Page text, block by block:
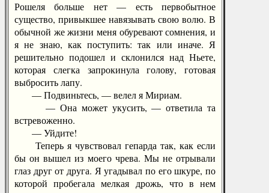
Рошеля больше нет — есть первобытное
существо, привыкшее навязывать свою волю. В
обычной же жизни меня обуревают сомнения, и
я не знаю, как поступить: так или иначе. Я
решительно подошел и склонился над Ньете,
которая слегка запрокинула голову, готовая
выбросить лапу.
— Подвиньтесь, — велел я Мириам.
— Она может укусить, — ответила та
встревоженно.
— Уйдите!
Теперь я чувствовал гепарда так, как если
бы он вышел из моего чрева. Мы не отрывали
глаз друг от друга. Я угадывал по его шкуре, по
которой пробегала мелкая дрожь, что в нем